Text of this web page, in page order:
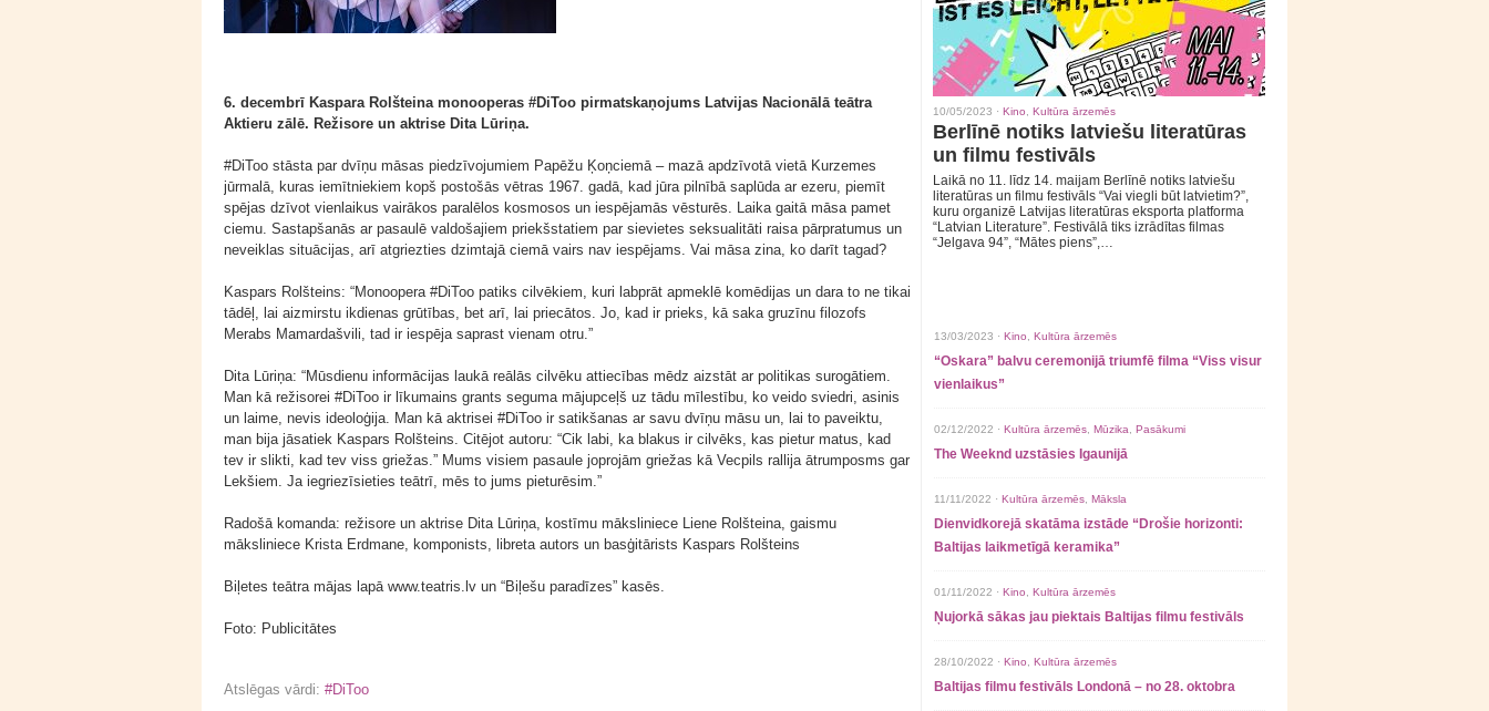
6. decembrī Kaspara Rolšteina monooperas #DiToo pirmatskaņojums Latvijas Nacionālā teātra
Aktieru zālē. Režisore un aktrise Dita Lūriņa.
#DiToo stāsta par dvīņu māsas piedzīvojumiem Papēžu Ķoņciemā – mazā apdzīvotā vietā Kurzemes
jūrmalā, kuras iemītniekiem kopš postošās vētras 1967. gadā, kad jūra pilnībā saplūda ar ezeru, piemīt
spējas dzīvot vienlaikus vairākos paralēlos kosmosos un iespējamās vēsturēs. Laika gaitā māsa pamet
ciemu. Sastapšanās ar pasaulē valdošajiem priekšstatiem par sievietes seksualitāti raisa pārpratumus un
neveiklas situācijas, arī atgriezties dzimtajā ciemā vairs nav iespējams. Vai māsa zina, ko darīt tagad?
Kaspars Rolšteins: “Monoopera #DiToo patiks cilvēkiem, kuri labprāt apmeklē komēdijas un dara to ne tikai
tādēļ, lai aizmirstu ikdienas grūtības, bet arī, lai priecātos. Jo, kad ir prieks, kā saka gruzīnu filozofs
Merabs Mamardašvili, tad ir iespēja saprast vienam otru.”
Dita Lūriņa: “Mūsdienu informācijas laukā reālās cilvēku attiecības mēdz aizstāt ar politikas surogātiem.
Man kā režisorei #DiToo ir līkumains grants seguma mājupceļš uz tādu mīlestību, ko veido sviedri, asinis
un laime, nevis ideoloģija. Man kā aktrisei #DiToo ir satikšanas ar savu dvīņu māsu un, lai to paveiktu,
man bija jāsatiek Kaspars Rolšteins. Citējot autoru: “Cik labi, ka blakus ir cilvēks, kas pietur matus, kad
tev ir slikti, kad tev viss griežas.” Mums visiem pasaule joprojām griežas kā Vecpils rallija ātrumposms gar
Lekšiem. Ja iegriezīsieties teātrī, mēs to jums pieturēsim.”
Radošā komanda: režisore un aktrise Dita Lūriņa, kostīmu māksliniece Liene Rolšteina, gaismu
māksliniece Krista Erdmane, komponists, libreta autors un basģitārists Kaspars Rolšteins
Biļetes teātra mājas lapā www.teatris.lv un “Biļešu paradīzes” kasēs.
Foto: Publicitātes
Atslēgas vārdi: #DiToo
10/05/2023 · Kino Kultūra ārzemēs
Berlīnē notiks latviešu literatūras
un filmu festivāls
Laikā no 11. līdz 14. maijam Berlīnē notiks latviešu
literatūras un filmu festivāls “Vai viegli būt latvietim?”,
kuru organizē Latvijas literatūras eksporta platforma
“Latvian Literature”. Festivālā tiks izrādītas filmas
“Jelgava 94”, “Mātes piens”,…
13/03/2023 · Kino Kultūra ārzemēs
“Oskara” balvu ceremonijā triumfē filma “Viss visur
vienlaikus”
02/12/2022 · Kultūra ārzemēs Mūzika Pasākumi
The Weeknd uzstāsies Igaunijā
11/11/2022 · Kultūra ārzemēs Māksla
Dienvidkorejā skatāma izstāde “Drošie horizonti:
Baltijas laikmetīgā keramika”
01/11/2022 · Kino Kultūra ārzemēs
Ņujorkā sākas jau piektais Baltijas filmu festivāls
28/10/2022 · Kino Kultūra ārzemēs
Baltijas filmu festivāls Londonā – no 28. oktobra